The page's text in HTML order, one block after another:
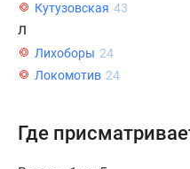
комнатные
комнатные
Квартиры
карте
Ипотечный
калькулятор
Кутузовская 43
Л
Лихоборы 24
Локомотив 24
Где